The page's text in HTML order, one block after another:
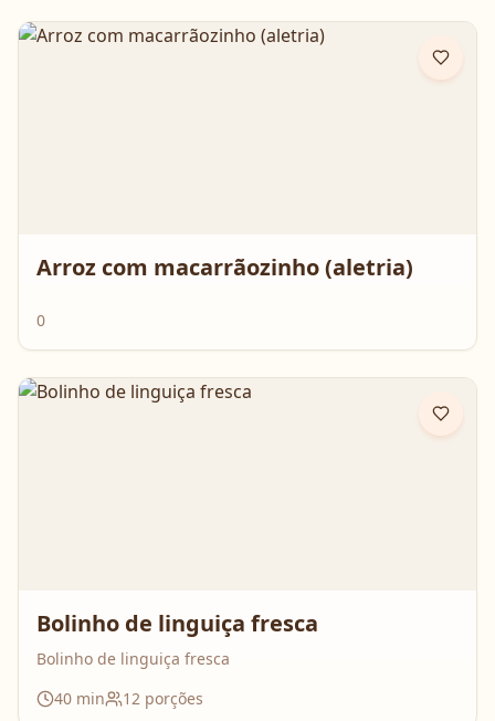
Arroz com macarrãozinho (aletria)
0
Bolinho de linguiça fresca
Bolinho de linguiça fresca
40 min 12 porções